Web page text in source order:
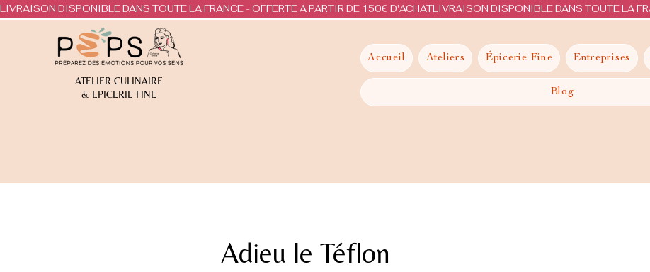
LIVRAISON DISPONIBLE DANS TOUTE LA FRANCE - OFFERTE A PARTIR DE 150€ D'ACHAT
ATELIER CULINAIRE
& EPICERIE FINE
Accueil Ateliers Épicerie Fine Entreprises
Blog
Adieu le Téflon